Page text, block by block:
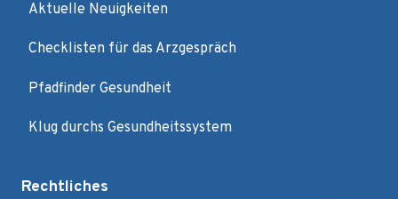
Aktuelle Neuigkeiten
Checklisten für das Arzgespräch
Pfadfinder Gesundheit
Klug durchs Gesundheitssystem
Rechtliches